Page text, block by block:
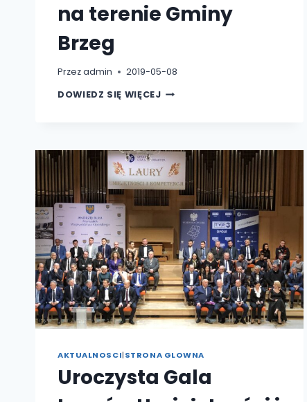
na terenie Gminy
Brzeg
Przezadmin
2019-05-08
DOWIEDZ SIĘ WIĘCEJPUNKT
RYZYKOWNIE,
SZKODLIWIE,
UZALEŻNIONYCH
I
WSPÓŁUZALEŻNIONYCH
OD
NARKOTYKÓW
INNYCH
SUBSTANCJI
PSYCHOAKTYWNYCH
ORAZ
DLA
CZŁONKÓW
ICH
RODZIN
ZAMIESZKAŁYCH
NA
TERENIE
AKTUALNOSCI|STRONA GLOWNA
Uroczysta Gala